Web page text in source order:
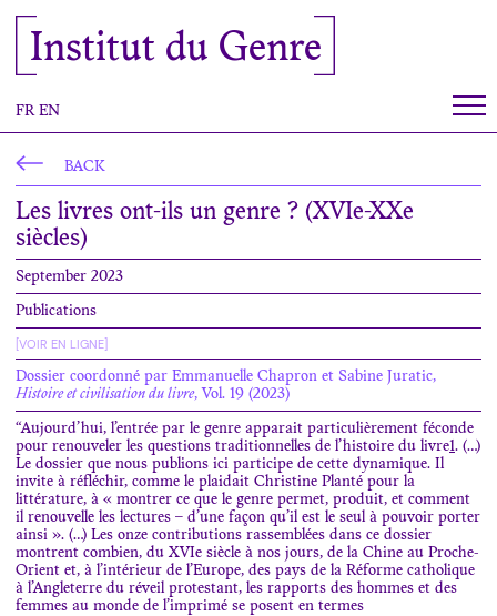
Institut du Genre
FR EN
BACK
Les livres ont-ils un genre ? (XVIe-XXe
siècles)
September 2023
Publications
[VOIR EN LIGNE]
Dossier coordonné par Emmanuelle Chapron et Sabine Juratic,
Histoire et civilisation du livre, Vol. 19 (2023)
“Aujourd’hui, l’entrée par le genre apparait particulièrement féconde
pour renouveler les questions traditionnelles de l’histoire du livre1. (…)
Le dossier que nous publions ici participe de cette dynamique. Il
invite à réfléchir, comme le plaidait Christine Planté pour la
littérature, à « montrer ce que le genre permet, produit, et comment
il renouvelle les lectures – d’une façon qu’il est le seul à pouvoir porter
ainsi ». (…) Les onze contributions rassemblées dans ce dossier
montrent combien, duXVIe siècle à nos jours, de la Chine au Proche-
Orient et, à l’intérieur de l’Europe, des pays de la Réforme catholique
à l’Angleterre du réveil protestant, les rapports des hommes et des
femmes au monde de l’imprimé se posent en termes